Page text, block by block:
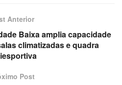
Anterior
Baixa amplia capacidade
climatizadas e quadra
Post